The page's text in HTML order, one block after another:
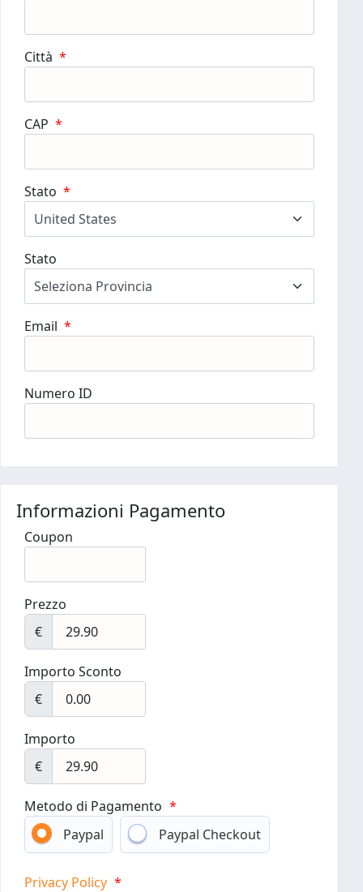
Città *
CAP *
Stato *
Stato
Email *
Numero ID
Informazioni Pagamento
Coupon
Prezzo
€
Importo Sconto
€
Importo
€
Metodo di Pagamento *
Paypal
Paypal Checkout
Privacy Policy *